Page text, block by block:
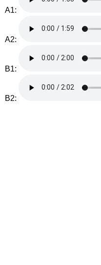
A1:
A2:
B1:
B2: